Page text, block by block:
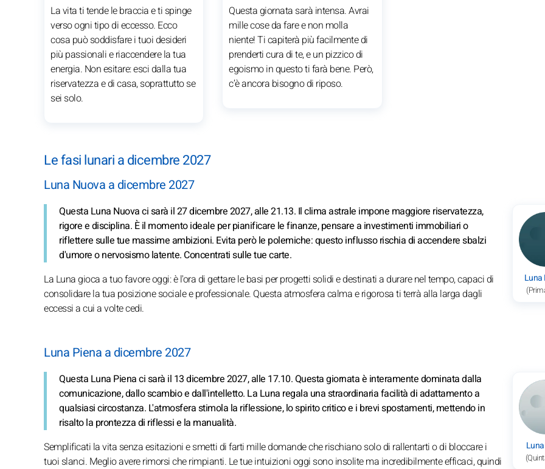
La vita ti tende le braccia e ti spinge
verso ogni tipo di eccesso. Ecco
cosa può soddisfare i tuoi desideri
più passionali e riaccendere la tua
energia. Non esitare: esci dalla tua
riservatezza e di casa, soprattutto se
sei solo.
Questa giornata sarà intensa. Avrai
mille cose da fare e non molla
niente! Ti capiterà più facilmente di
prenderti cura di te, e un pizzico di
egoismo in questo ti farà bene. Però,
c’è ancora bisogno di riposo.
Le fasi lunari a dicembre 2027
Luna Nuova a dicembre 2027
Luna
Questa Luna Nuova ci sarà il 27 dicembre 2027, alle 21.13. Il clima astrale impone maggiore riservatezza,
rigore e disciplina. È il momento ideale per pianificare le finanze, pensare a investimenti immobiliari o
riflettere sulle tue massime ambizioni. Evita però le polemiche: questo influsso rischia di accendere sbalzi
d'umore o nervosismo latente. Concentrati sulle tue carte.
La Luna gioca a tuo favore oggi: è l'ora di gettare le basi per progetti solidi e destinati a durare nel tempo, capaci di
consolidare la tua posizione sociale e professionale. Questa atmosfera calma e rigorosa ti terrà alla larga dagli
eccessi a cui a volte cedi.
Luna Piena a dicembre 2027
Questa Luna Piena ci sarà il 13 dicembre 2027, alle 17.10. Questa giornata è interamente dominata dalla
comunicazione, dallo scambio e dall'intelletto. La Luna regala una straordinaria facilità di adattamento a
qualsiasi circostanza. L'atmosfera stimola la riflessione, lo spirito critico e i brevi spostamenti, mettendo in
risalto la prontezza di riflessi e la manualità.
Semplificati la vita senza esitazioni e smetti di farti mille domande che rischiano solo di rallentarti o di bloccare i
tuoi slanci. Meglio avere rimorsi che rimpianti. Le tue intuizioni oggi sono insolite ma incredibilmente efficaci, quindi